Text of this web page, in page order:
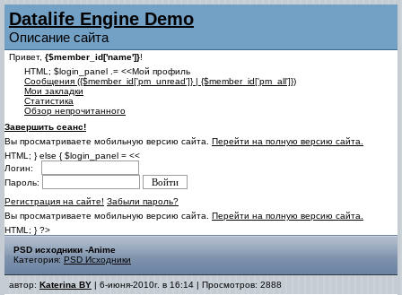
Datalife Engine Demo
Описание сайта
Привет, {$member_id['name']}!
HTML; $login_panel .= <<Мой профиль
Cообщения ({$member_id['pm_unread']} | {$member_id['pm_all']})
Мои закладки
Статистика
Обзор непрочитанного
Завершить сеанс!
Вы просматриваете мобильную версию сайта. Перейти на полную версию сайта.
HTML; } else { $login_panel = <<
Логин:
Пароль:
Регистрация на сайте! Забыли пароль?
Вы просматриваете мобильную версию сайта. Перейти на полную версию сайта.
HTML; } ?>
PSD исходники -Anime
Категория: PSD Исходники
автор: Katerina BY | 6-июня-2010г. в 16:14 | Просмотров: 2888